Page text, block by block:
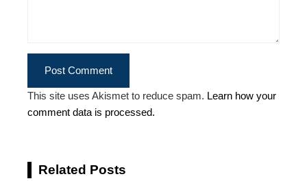
This site uses Akismet to reduce spam. Learn how your
comment data is processed.
Related Posts